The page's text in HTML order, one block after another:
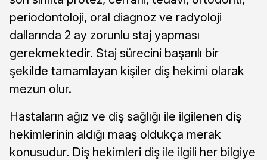
periodontoloji, oral diagnoz ve radyoloji
dallarında 2 ay zorunlu staj yapması
gerekmektedir. Staj sürecini başarılı bir
şekilde tamamlayan kişiler diş hekimi olarak
mezun olur.
Hastaların ağız ve diş sağlığı ile ilgilenen diş
hekimlerinin aldığı maaş oldukça merak
konusudur. Diş hekimleri diş ile ilgili her bilgiye